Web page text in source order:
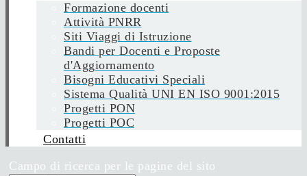
Formazione docenti
Attività PNRR
Siti Viaggi di Istruzione
Bandi per Docenti e Proposte
d'Aggiornamento
Bisogni Educativi Speciali
Sistema Qualità UNI EN ISO 9001:2015
Progetti PON
Progetti POC
Contatti
Campo di ricerca per le pagine del sito